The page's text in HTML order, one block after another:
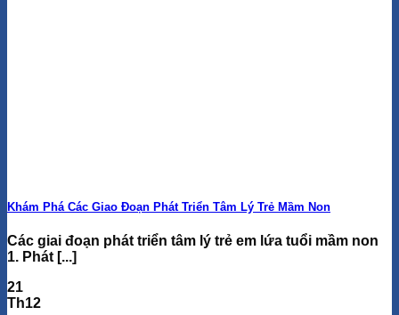
Khám Phá Các Giao Đoạn Phát Triển Tâm Lý Trẻ Mầm Non
Các giai đoạn phát triển tâm lý trẻ em lứa tuổi mầm non
1. Phát [...]
21
Th12